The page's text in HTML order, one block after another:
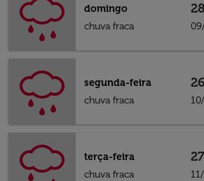
domingo
chuva fraca
segunda-feira
chuva fraca
terça-feira
chuva fraca